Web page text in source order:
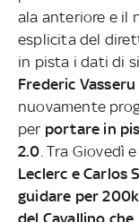
ala anteriore e il
esplicita del
in pista i dati di
Frederic Vasseru
nuovamente
per portare in
2.0. Tra Giovedì
Leclerc e Carlos
guidare per